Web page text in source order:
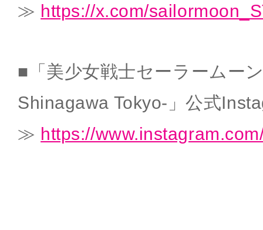
≫ https://x.com/
■「美少女戦士セーラームー
Shinagawa Tokyo-」公式
≫ https://